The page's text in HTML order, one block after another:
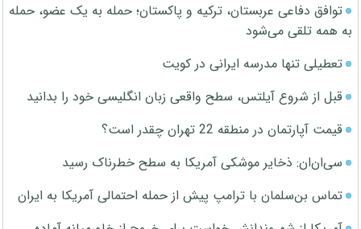
توافق دفاعی عربستان، ترکیه و پاکستان؛ حمله به یک عضو، حمله
به همه تلقی می‌شود
تعطیلی تنها مدرسه ایرانی در کویت
قبل از شروع آیلتس، سطح واقعی زبان انگلیسی خود را بدانید
قیمت آپارتمان در منطقه 22 تهران چقدر است؟
سی‌ان‌ان: ذخایر موشکی آمریکا به سطح خطرناک رسید
تماس بن‌سلمان با ترامپ پیش از حمله احتمالی آمریکا به ایران